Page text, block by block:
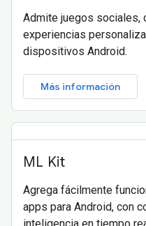
Admite juegos sociales,
experiencias
dispositivos Android.
Más información
ML Kit
Agrega fácilmente
apps para Android, con